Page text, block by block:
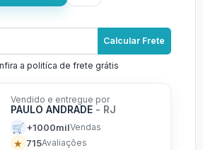
Calcular Frete
a politíca de frete grátis
Vendido e entregue por
PAULO ANDRADE - RJ
🛒 +1000milVendas
★ 715Avaliações